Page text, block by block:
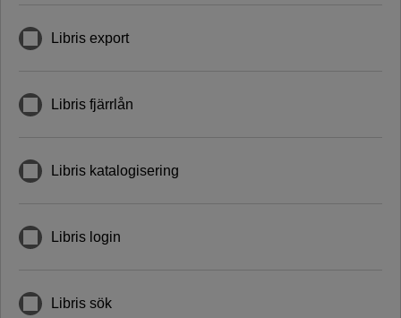
Libris export
Libris fjärrlån
Libris katalogisering
Libris login
Libris sök